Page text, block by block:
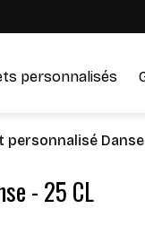
personnalisés
personnalisé
- 25 CL